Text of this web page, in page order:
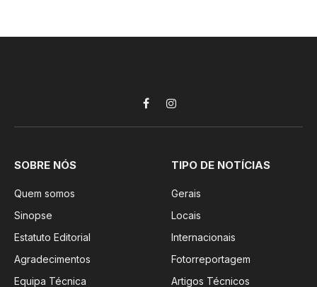
FacebookInstagram
SOBRE NÓS
Quem somos
Sinopse
Estatuto Editorial
Agradecimentos
Equipa Técnica
TIPO DE NOTÍCIAS
Gerais
Locais
Internacionais
Fotorreportagem
Artigos Técnicos